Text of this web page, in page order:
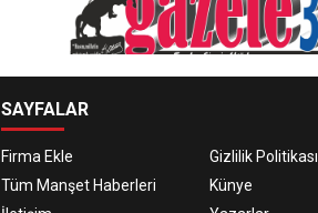
SAYFALAR
Firma Ekle
Gizlilik Politikası
Tüm Manşet Haberleri
Künye